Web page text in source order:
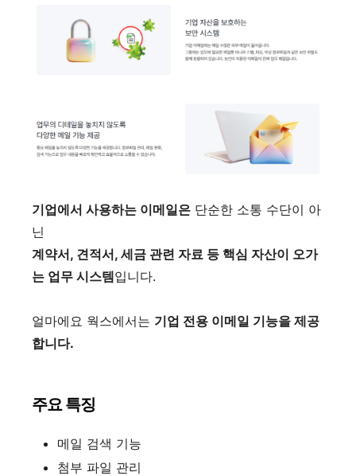
기업에서 사용하는 이메일은 단순한 소통 수단이 아
닌
계약서, 견적서, 세금 관련 자료 등 핵심 자산이 오가
는 업무 시스템입니다.
얼마에요 웍스에서는 기업 전용 이메일 기능을 제공
합니다.
주요 특징
메일 검색 기능
첨부 파일 관리